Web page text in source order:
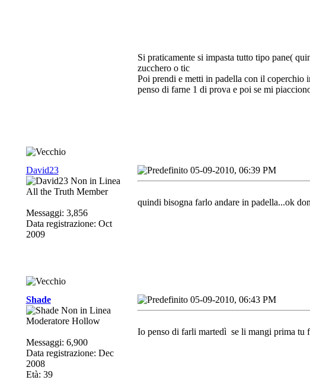
Si praticamente si impasta tutto tipo pane(
zucchero o tic
Poi prendi e metti in padella con il coperchio
penso di farne 1 di prova e poi se mi
David23
All the Truth Member
Messaggi: 3,856
Data registrazione: Oct
2009
05-09-2010, 06:39 PM
quindi bisogna farlo andare in padella...ok
Shade
Moderatore Hollow
Messaggi: 6,900
Data registrazione: Dec
2008
Età: 39
05-09-2010, 06:43 PM
Io penso di farli martedì se li mangi prima tu